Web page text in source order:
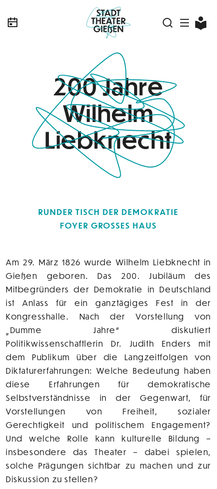
200 Jahre
Wilhelm
Liebknecht
RUNDER TISCH DER DEMOKRATIE
FOYER GROSSES HAUS
Am 29. März 1826 wurde Wilhelm Liebknecht in
Gießen geboren. Das 200. Jubiläum des
Mitbegründers der Demokratie in Deutschland
ist Anlass für ein ganztägiges Fest in der
Kongresshalle. Nach der Vorstellung von
„Dumme Jahre“ diskutiert
Politikwissenschaftlerin Dr. Judith Enders mit
dem Publikum über die Langzeitfolgen von
Diktaturerfahrungen: Welche Bedeutung haben
diese Erfahrungen für demokratische
Selbstverständnisse in der Gegenwart, für
Vorstellungen von Freiheit, sozialer
Gerechtigkeit und politischem Engagement?
Und welche Rolle kann kulturelle Bildung –
insbesondere das Theater – dabei spielen,
solche Prägungen sichtbar zu machen und zur
Diskussion zu stellen?